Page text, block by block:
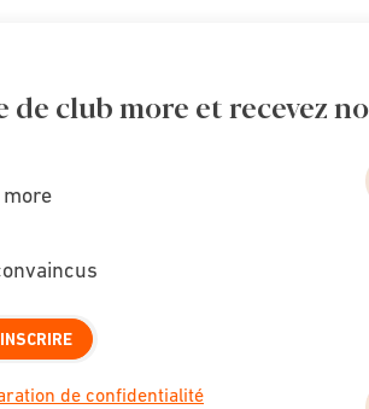
club more et recevez
de confidentialité